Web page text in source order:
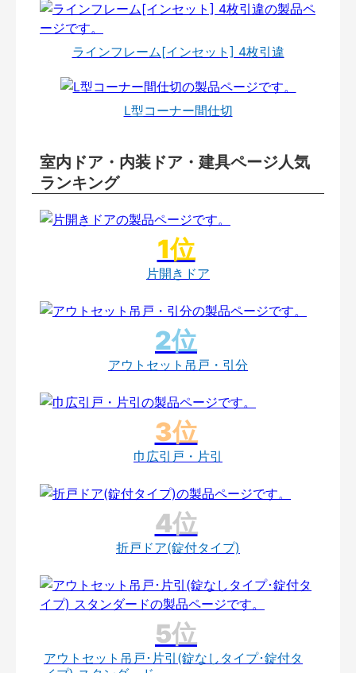
ラインフレーム[インセット] 4枚引違
L型コーナー間仕切
室内ドア・内装ドア・建具ページ人気
ランキング
片開きドア
アウトセット吊戸・引分
巾広引戸・片引
折戸ドア(錠付タイプ)
アウトセット吊戸･片引(錠なしタイプ･錠付タ